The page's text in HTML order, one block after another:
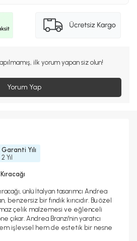
%5
ilk yorum yapan siz olun!
Yorum Yap
Garanti Yılı
2 Yıl
ünlü İtalyan tasarımcı Andrea
benzersiz bir fındık kırıcıdır. Bu özel
çelik malzemesi ve eğlenceli
çıkar. Andrea Branzi'nin yaratıcı
işlevsel hem de estetik bir nesne